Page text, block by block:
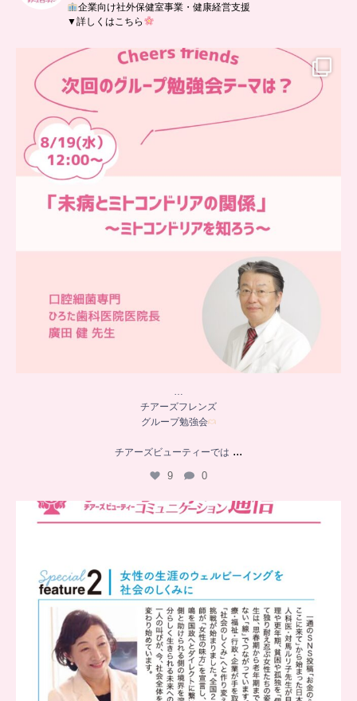
企業向け社外保健室事業・健康経営支援
▼詳しくはこちら
…
グループ勉強会
…
チアーズフレンズ
グループ勉強会
チアーズビューティーでは ...
9 0
..
8